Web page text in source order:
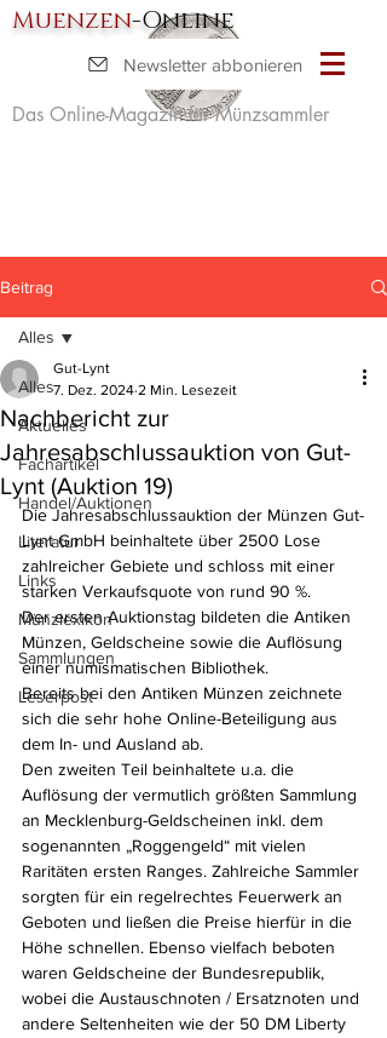
Muenzen-Online
Das Online-Magazin für Münzsammler
Newsletter abbonieren
Beitrag
Alles
Aktuelles
Fachartikel
Handel/Auktionen
Literatur
Links
Münzlexikon
Sammlungen
Leserpost
Alles
Nachbericht zur
Jahresabschlussauktion von Gut-
Lynt (Auktion 19)
Gut-Lynt
7. Dez. 2024 2 Min. Lesezeit
Die Jahresabschlussauktion der Münzen Gut-
Lynt GmbH beinhaltete über 2500 Lose
zahlreicher Gebiete und schloss mit einer
starken Verkaufsquote von rund 90 %.
Der ersten Auktionstag bildeten die Antiken
Münzen, Geldscheine sowie die Auflösung
einer numismatischen Bibliothek.
Bereits bei den Antiken Münzen zeichnete
sich die sehr hohe Online-Beteiligung aus
dem In- und Ausland ab.
Den zweiten Teil beinhaltete u.a. die
Auflösung der vermutlich größten Sammlung
an Mecklenburg-Geldscheinen inkl. dem
sogenannten „Roggengeld“ mit vielen
Raritäten ersten Ranges. Zahlreiche Sammler
sorgten für ein regelrechtes Feuerwerk an
Geboten und ließen die Preise hierfür in die
Höhe schnellen. Ebenso vielfach beboten
waren Geldscheine der Bundesrepublik,
wobei die Austauschnoten / Ersatznoten und
andere Seltenheiten wie der 50 DM Liberty